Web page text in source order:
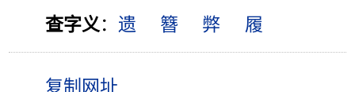
查字义 ： 遗 簪 弊 履